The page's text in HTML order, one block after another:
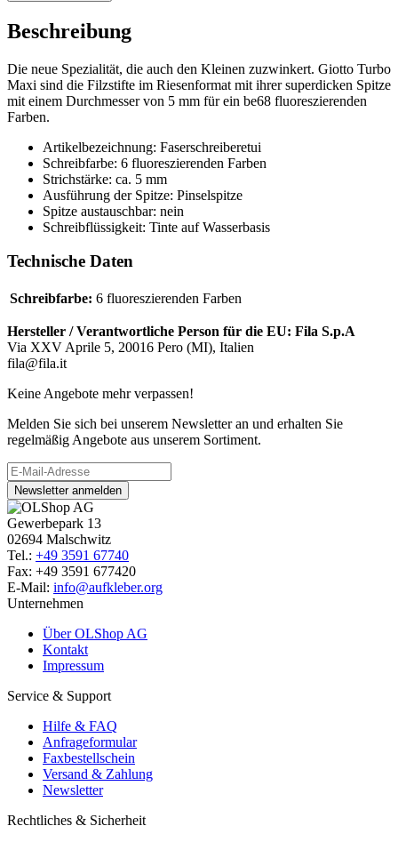
Beschreibung
Die neue Spezialität, die auch den Kleinen zuzwinkert. Giotto Turbo
Maxi sind die Filzstifte im Riesenformat mit ihrer superdicken Spitze
mit einem Durchmesser von 5 mm für ein be68 fluoreszierenden
Farben.
Artikelbezeichnung: Faserschreiberetui
Schreibfarbe: 6 fluoreszierenden Farben
Strichstärke: ca. 5 mm
Ausführung der Spitze: Pinselspitze
Spitze austauschbar: nein
Schreibflüssigkeit: Tinte auf Wasserbasis
Technische Daten
Schreibfarbe: 6 fluoreszierenden Farben
Hersteller / Verantwortliche Person für die EU: Fila S.p.A
Via XXV Aprile 5, 20016 Pero (MI), Italien
fila@fila.it
Keine Angebote mehr verpassen!
Melden Sie sich bei unserem Newsletter an und erhalten Sie
regelmäßig Angebote aus unserem Sortiment.
Newsletter anmelden
Gewerbepark 13
02694 Malschwitz
Tel.: +49 3591 67740
Fax: +49 3591 677420
E-Mail: info@aufkleber.org
Unternehmen
Über OLShop AG
Kontakt
Impressum
Service & Support
Hilfe & FAQ
Anfrageformular
Faxbestellschein
Versand & Zahlung
Newsletter
Rechtliches & Sicherheit